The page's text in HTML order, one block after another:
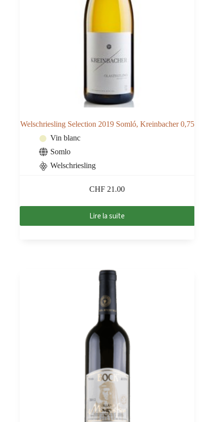
Welschriesling Selection 2019 Somló, Kreinbacher 0,75
Vin blanc
Somlo
Welschriesling
CHF 21.00
Lire la suite